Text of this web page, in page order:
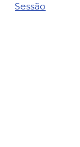
Sessão